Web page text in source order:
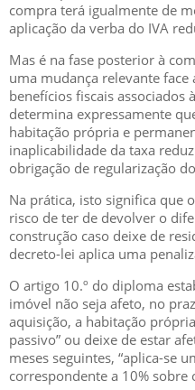
compra terá igualmente de
aplicação da verba do IVA
Mas é na fase posterior à
uma mudança relevante
benefícios fiscais associados
determina expressamente
habitação própria e
inaplicabilidade da taxa
obrigação de regularização
Na prática, isto significa que
risco de ter de devolver o
construção caso deixe de
decreto-lei aplica uma
O artigo 10.º do diploma
imóvel não seja afeto, no
aquisição, a habitação
passivo” ou deixe de estar
meses seguintes, “aplica-se
correspondente a 10% sobre